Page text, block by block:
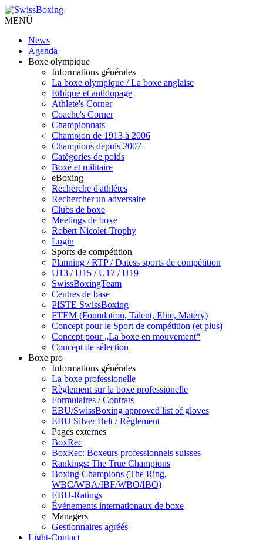
MENÜ
News
Agenda
Boxe olympique
Informations générales
La boxe olympique / La boxe anglaise
Ethique et antidopage
Athlete's Corner
Coache's Corner
Championnats
Champion de 1913 à 2006
Champions depuis 2007
Catégories de poids
Boxe et militaire
eBoxing
Recherche d'athlètes
Rechercher un adversaire
Clubs de boxe
Meetings de boxe
Robert Nicolet-Trophy
Login
Sports de compétition
Planning / RTP / Datess sports de compétition
U13 / U15 / U17 / U19
SwissBoxingTeam
Centres de base
PISTE SwissBoxing
FTEM (Foundation, Talent, Elite, Matery)
Concept pour le Sport de compétition (et plus)
Concept pour „La boxe en mouvement“
Concept de sélection
Boxe pro
Informations générales
La boxe professionelle
Règlement sur la boxe professionelle
Formulaires / Contrats
EBU/SwissBoxing approved list of gloves
EBU Silver Belt / Règlement
Pages externes
BoxRec
BoxRec: Boxeurs professionnels suisses
Rankings: The True Champions
Boxing Champions (The Ring,
WBC/WBA/IBF/WBO/IBO)
EBU-Ratings
Événements internationaux de boxe
Managers
Gestionnaires agréés
Light-Contact